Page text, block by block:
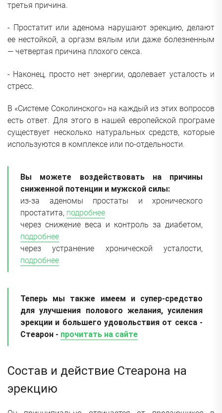
третья причина.
- Простатит или аденома нарушают эрекцию, делают
ее нестойкой, а оргазм вялым или даже болезненным
— четвертая причина плохого секса.
- Наконец, просто нет энергии, одолевает усталость и
стресс.
В «Системе Соколинского» на каждый из этих вопросов
есть ответ. Для этого в нашей европейской програме
существует несколько натуральных средств, которые
используются в комплексе или по-отдельности.
Вы можете воздействовать на причины
сниженной потенции и мужской силы:
из-за аденомы простаты и хронического
простатита, подробнее
через снижение веса и контроль за диабетом,
подробнее
через устранение хронической усталости,
подробнее
Теперь мы также имеем и супер-средство
для улучшения полового желания, усиления
эрекции и большего удовольствия от секса -
Стеарон - прочитать на сайте
Состав и действие Стеарона на
эрекцию